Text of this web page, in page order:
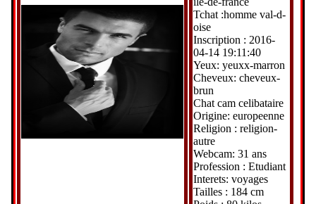
Tchat :homme val-d-
oise
Inscription : 2016-
04-14 19:11:40
Yeux: yeuxx-marron
Cheveux: cheveux-
brun
Chat cam celibataire
Origine: europeenne
Religion : religion-
autre
Webcam: 31 ans
Profession : Etudiant
Interets: voyages
Tailles : 184 cm